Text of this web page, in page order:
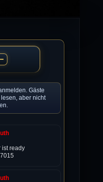
−
Gäste
aber nicht
ist ready